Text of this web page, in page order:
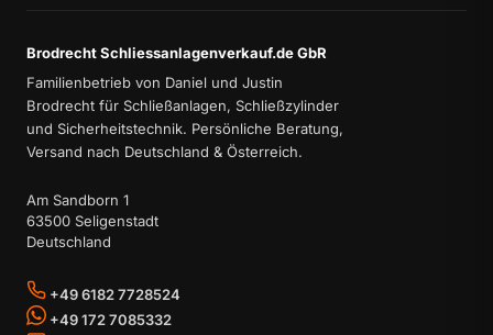
Brodrecht Schliessanlagenverkauf.de GbR
Familienbetrieb von Daniel und Justin
Brodrecht für Schließanlagen, Schließzylinder
und Sicherheitstechnik. Persönliche Beratung,
Versand nach Deutschland & Österreich.
Am Sandborn 1
63500 Seligenstadt
Deutschland
+49 6182 7728524
+49 172 7085332